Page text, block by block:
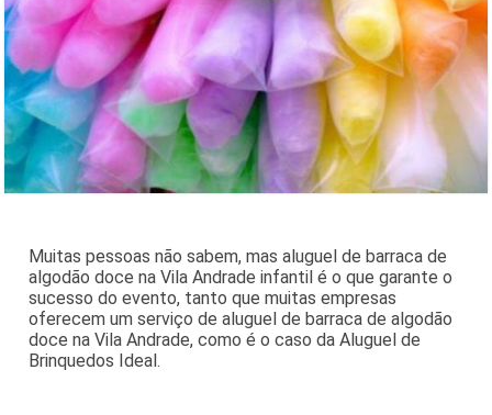
Muitas pessoas não sabem, mas aluguel de barraca de
algodão doce na Vila Andrade infantil é o que garante o
sucesso do evento, tanto que muitas empresas
oferecem um serviço de aluguel de barraca de algodão
doce na Vila Andrade, como é o caso da Aluguel de
Brinquedos Ideal.